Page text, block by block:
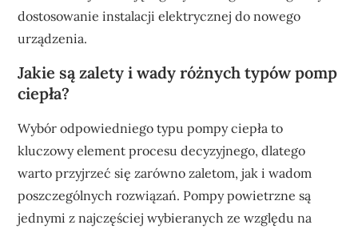
dostosowanie instalacji elektrycznej do nowego
urządzenia.
Jakie są zalety i wady różnych typów pomp
ciepła?
Wybór odpowiedniego typu pompy ciepła to
kluczowy element procesu decyzyjnego, dlatego
warto przyjrzeć się zarówno zaletom, jak i wadom
poszczególnych rozwiązań. Pompy powietrzne są
jednymi z najczęściej wybieranych ze względu na